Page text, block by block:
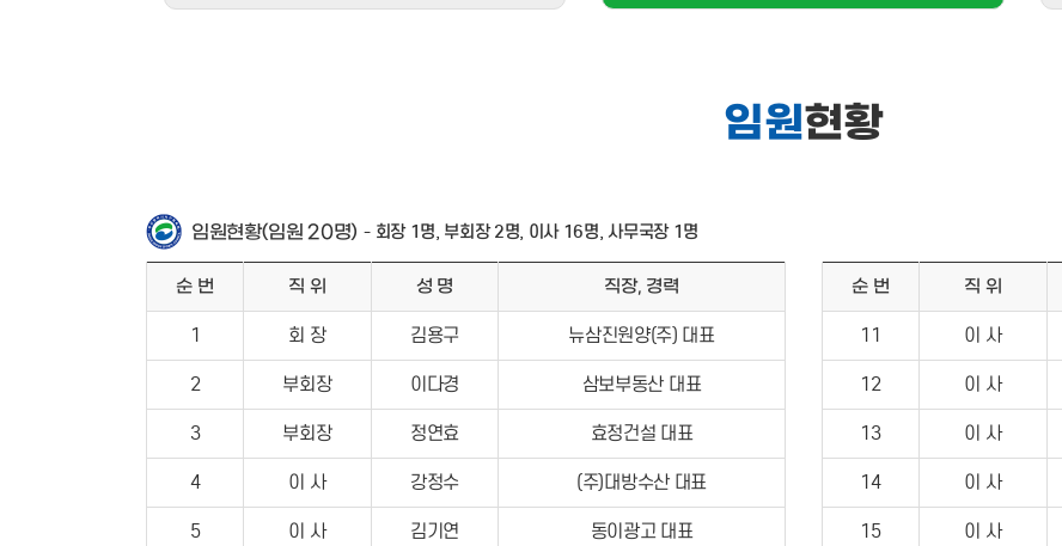
임원현황
임원현황(임원 20명) - 회장 1명, 부회장 2명, 이사 16명, 사무국장 1명
순 번 직 위 성 명 직장, 경력
1 회 장 김용구 뉴삼진원양(주) 대표
2 부회장 이다경 삼보부동산 대표
3 부회장 정연효 효정건설 대표
4 이 사 강정수 (주)대방수산 대표
5 이 사 김기연 동이광고 대표
순 번 직 위
11 이 사
12 이 사
13 이 사
14 이 사
15 이 사